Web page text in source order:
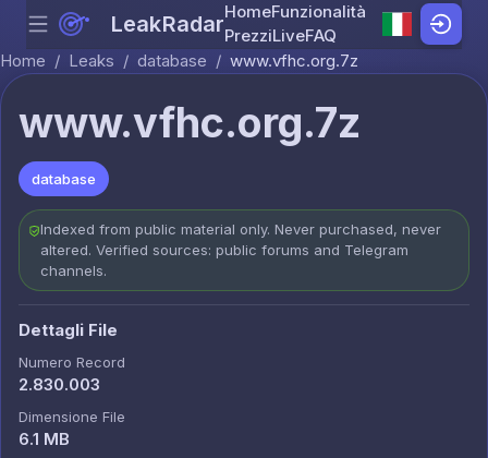
Skip to content
Menu LeakRadarHomeFunzionalità
PrezziLiveFAQ
Home / Leaks / database / www.vfhc.org.7z
www.vfhc.org.7z
database
Indexed from public material only. Never purchased, never
altered. Verified sources: public forums and Telegram
channels.
Dettagli File
Numero Record
2.830.003
Dimensione File
6.1 MB